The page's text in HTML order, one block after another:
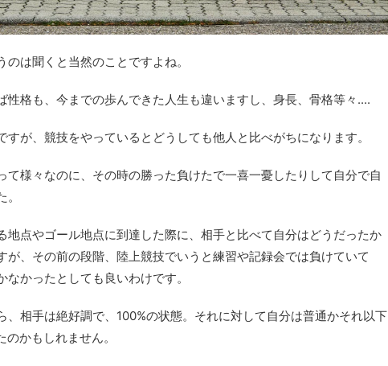
は聞くと当然のことですよね。
性格も、今までの歩んできた人生も違いますし、身長、骨格等々....
すが、競技をやっているとどうしても他人と比べがちになります。
て様々なのに、その時の勝った負けたで一喜一憂したりして自分で自
地点やゴール地点に到達した際に、相手と比べて自分はどうだったか
が、その前の段階、陸上競技でいうと練習や記録会では負けていて
なかったとしても良いわけです。
、相手は絶好調で、100%の状態。それに対して自分は普通かそれ以下
かもしれません。